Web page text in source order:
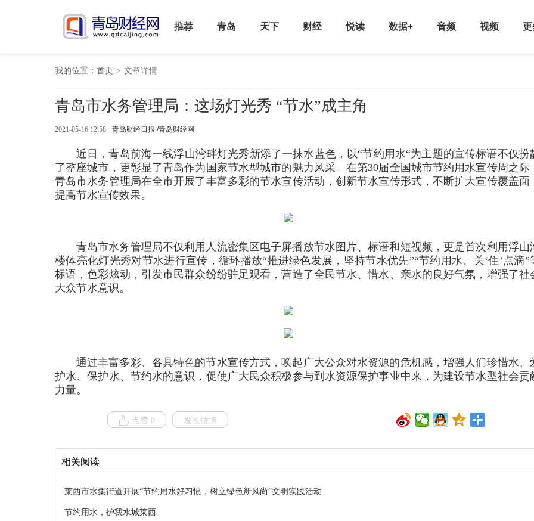
推荐 青岛 天下 财经 悦读 数据+ 音频 视频 更
我的位置： 首页 > 文章详情
青岛市水务管理局：这场灯光秀 “节水”成主角
2021-05-16 12:58 青岛财经日报 /青岛财经网
近日，青岛前海一线浮山湾畔灯光秀新添了一抹水蓝色，以“节约用水“为主题的宣传标语不仅扮
了整座城市，更彰显了青岛作为国家节水型城市的魅力风采。在第30届全国城市节约用水宣传周之际
青岛市水务管理局在全市开展了丰富多彩的节水宣传活动，创新节水宣传形式，不断扩大宣传覆盖面
提高节水宣传效果。
青岛市水务管理局不仅利用人流密集区电子屏播放节水图片、标语和短视频，更是首次利用浮山
楼体亮化灯光秀对节水进行宣传，循环播放“推进绿色发展，坚持节水优先”“节约用水、关‘住’点滴”
标语，色彩炫动，引发市民群众纷纷驻足观看，营造了全民节水、惜水、亲水的良好气氛，增强了社
大众节水意识。
通过丰富多彩、各具特色的节水宣传方式，唤起广大公众对水资源的危机感，增强人们珍惜水、
护水、保护水、节约水的意识，促使广大民众积极参与到水资源保护事业中来，为建设节水型社会贡
力量。
点赞 0 发长微博
相关阅读
莱西市水集街道开展“节约用水好习惯，树立绿色新风尚”文明实践活动
节约用水，护我水城莱西